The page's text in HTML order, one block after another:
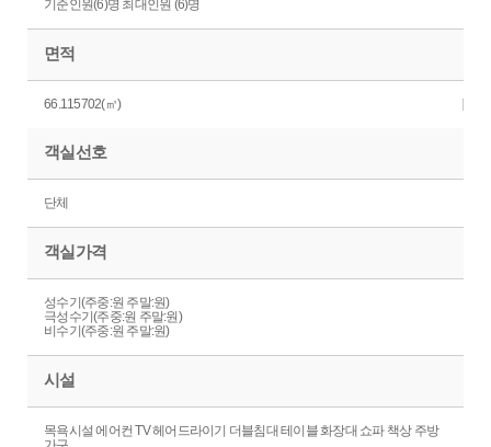
기준인원(6)명 최대인원 (6)명
면적
66.115702(㎡)
객실선호
단체
객실가격
성수기(주중:원 주말:원)
극성수기(주중:원 주말:원)
비수기(주중:원 주말:원)
시설
목욕시설 에어컨 TV 헤어드라이기 더블침대 테이블 화장대 쇼파 책상 주방